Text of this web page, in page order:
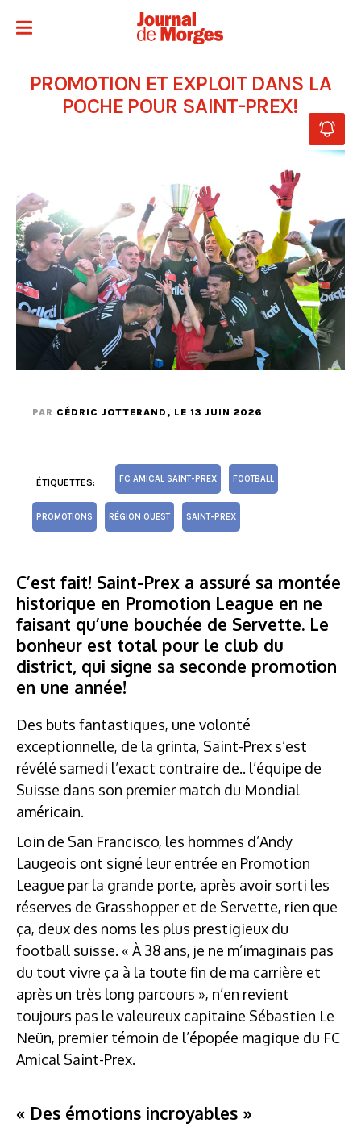
PROMOTION ET EXPLOIT DANS LA
POCHE POUR SAINT-PREX!
PAR CÉDRIC JOTTERAND , LE 13 JUIN 2026
ÉTIQUETTES: FC AMICAL SAINT-PREX FOOTBALL
PROMOTIONS RÉGION OUEST SAINT-PREX
C’est fait! Saint-Prex a assuré sa montée
historique en Promotion League en ne
faisant qu’une bouchée de Servette. Le
bonheur est total pour le club du
district, qui signe sa seconde promotion
en une année!
Des buts fantastiques, une volonté
exceptionnelle, de la grinta, Saint-Prex s’est
révélé samedi l’exact contraire de.. l’équipe de
Suisse dans son premier match du Mondial
américain.
Loin de San Francisco, les hommes d’Andy
Laugeois ont signé leur entrée en Promotion
League par la grande porte, après avoir sorti les
réserves de Grasshopper et de Servette, rien que
ça, deux des noms les plus prestigieux du
football suisse. « À 38 ans, je ne m’imaginais pas
du tout vivre ça à la toute fin de ma carrière et
après un très long parcours », n’en revient
toujours pas le valeureux capitaine Sébastien Le
Neün, premier témoin de l’épopée magique du FC
Amical Saint-Prex.
« Des émotions incroyables »